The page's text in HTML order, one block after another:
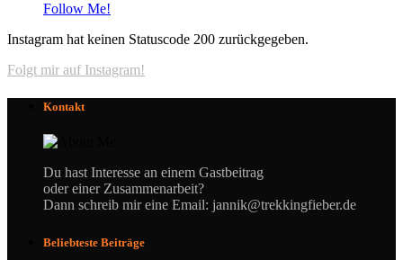
Follow Me!
Instagram hat keinen Statuscode 200 zurückgegeben.
Folgt mir auf Instagram!
Kontakt
Du hast Interesse an einem Gastbeitrag
oder einer Zusammenarbeit?
Dann schreib mir eine Email: jannik@trekkingfieber.de
Beliebteste Beiträge